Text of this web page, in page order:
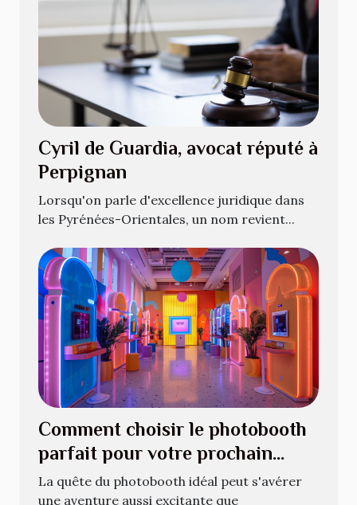
Cyril de Guardia, avocat réputé à
Perpignan
Lorsqu'on parle d'excellence juridique dans
les Pyrénées-Orientales, un nom revient...
Comment choisir le photobooth
parfait pour votre prochain
événement
La quête du photobooth idéal peut s'avérer
une aventure aussi excitante que